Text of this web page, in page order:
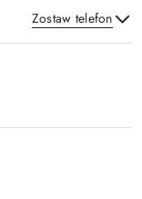
Zostaw telefon